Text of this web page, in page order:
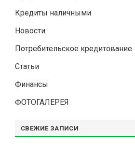
Кредиты наличными
Новости
Потребительское кредитование
Статьи
Финансы
ФОТОГАЛЕРЕЯ
СВЕЖИЕ ЗАПИСИ